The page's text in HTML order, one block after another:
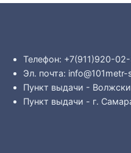
Телефон: +7(911)920-
Эл. почта: info@101metr-
Пункт выдачи -
Пункт выдачи - г.